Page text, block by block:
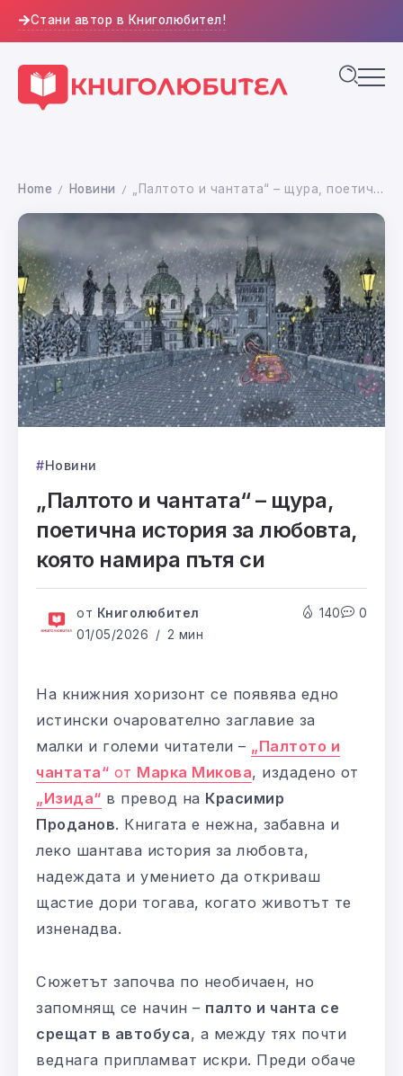
Стани автор в Книголюбител!
Home / Новини / „Палтото и чантата“ – щура, поетична история за любовта, която намира пътя си
Новини
„Палтото и чантата“ – щура,
поетична история за любовта,
която намира пътя си
от Книголюбител
01/05/2026
2 мин
140 0
На книжния хоризонт се появява едно
истински очарователно заглавие за
малки и големи читатели – „Палтото и
чантата“ от Марка Микова, издадено от
„Изида“ в превод на Красимир
Проданов. Книгата е нежна, забавна и
леко шантава история за любовта,
надеждата и умението да откриваш
щастие дори тогава, когато животът те
изненадва.
Сюжетът започва по необичаен, но
запомнящ се начин – палто и чанта се
срещат в автобуса, а между тях почти
веднага припламват искри. Преди обаче